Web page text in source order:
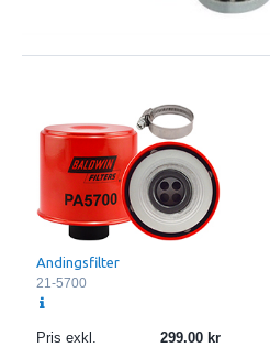
Andingsfilter
21-5700
Pris exkl. 299.00